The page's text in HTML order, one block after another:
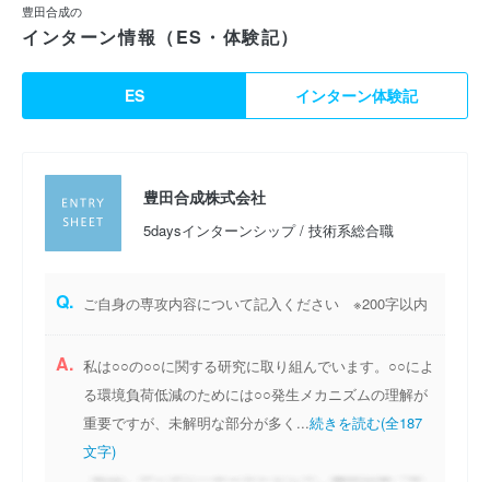
豊田合成の
インターン情報（ES・体験記）
ES インターン体験記
豊田合成株式会社
5daysインターンシップ / 技術系総合職
Q. ご自身の専攻内容について記入ください ※200字以内
A. 私は○○の○○に関する研究に取り組んでいます。○○によ
る環境負荷低減のためには○○発生メカニズムの理解が
重要ですが、未解明な部分が多く...続きを読む(全187
文字)